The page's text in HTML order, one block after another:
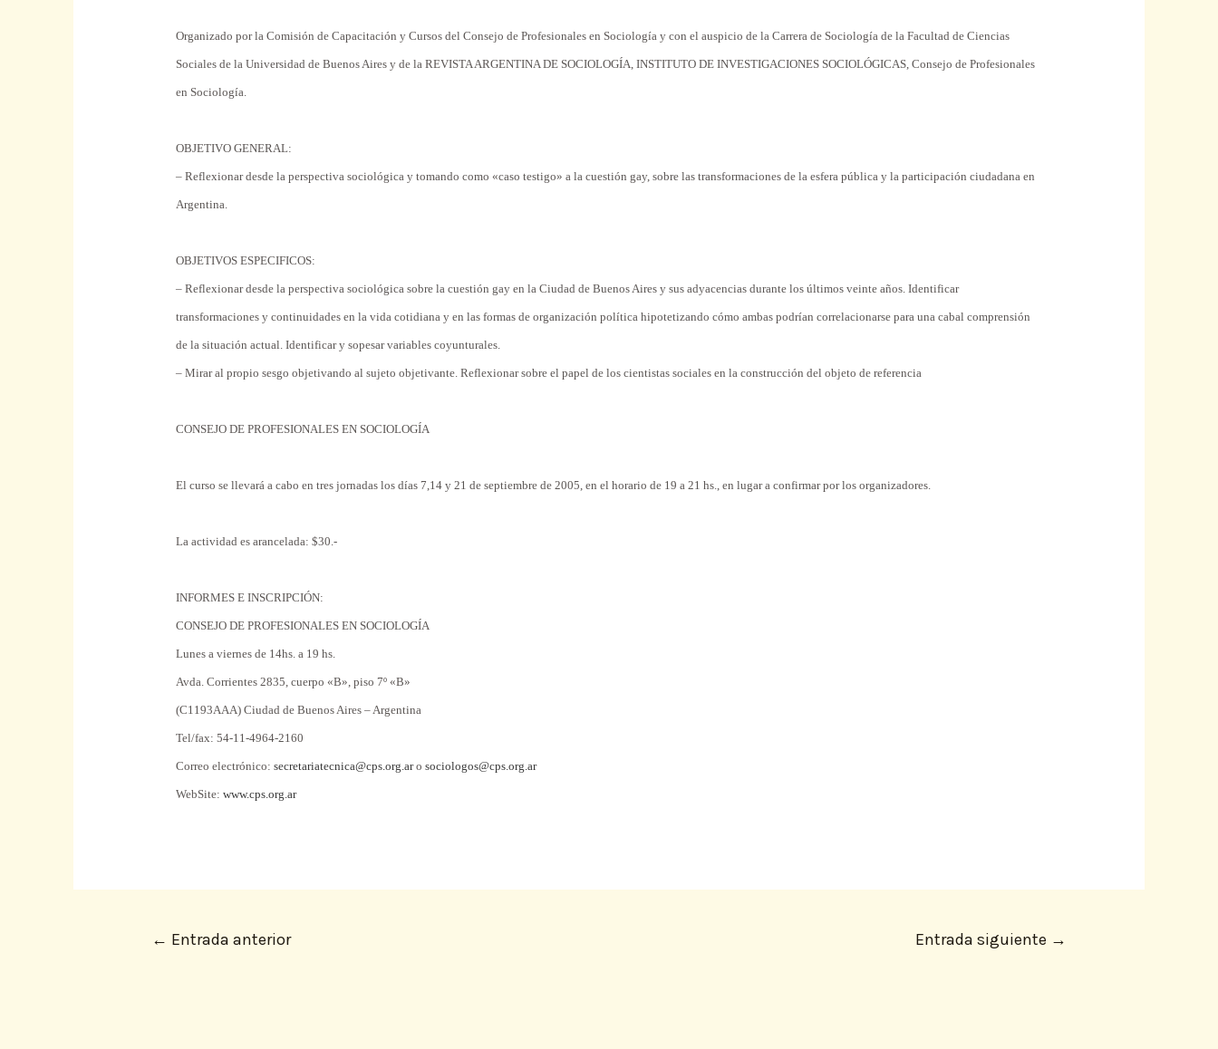
Organizadoporla Comisión de Capacitación yCursos del Consejo de Profesionales en Sociología y con el auspicio de la Carrera de Sociología de la Facultad de Ciencias
Sociales de la Universidad de Buenos Aires y de laREVISTAARGENTINA DE SOCIOLOGÍA,INSTITUTO DE INVESTIGACIONES SOCIOLÓGICAS, Consejo de Profesionales
en Sociología.
OBJETIVO GENERAL:
–Reflexionar desde laperspectiva sociológica y tomandocomo «caso testigo» a la cuestióngay,sobre las transformaciones de laesfera pública y la participación ciudadana en
Argentina.
OBJETIVOS ESPECIFICOS:
–Reflexionar desde laperspectiva sociológicasobre la cuestióngay en la Ciudad de Buenos Aires y sus adyacenciasdurante losúltimos veinte años.Identificar
transformaciones y continuidades en lavida cotidiana y en lasformas de organizaciónpolítica hipotetizando cómo ambas podrían correlacionarsepara una cabal comprensión
de la situación actual.Identificarysopesarvariables coyunturales.
–Miraral propio sesgo objetivando al sujeto objetivante.Reflexionar sobre elpapel de loscientistas sociales en la construcción delobjeto de referencia
CONSEJO DE PROFESIONALES EN SOCIOLOGÍA
Elcurso se llevará acabo en tresjornadas los días 7,14 y 21 de septiembre de 2005, en el horario de 19 a 21 hs., enlugaraconfirmar porlosorganizadores.
La actividad es arancelada: $30.-
INFORMES E INSCRIPCIÓN:
CONSEJO DE PROFESIONALES EN SOCIOLOGÍA
Lunes a viernes de 14hs. a 19 hs.
Avda. Corrientes 2835, cuerpo «B»,piso 7º «B»
(C1193AAA) Ciudad de Buenos Aires – Argentina
Tel/fax: 54-11-4964-2160
Correo electrónico:secretariatecnica@cps.org.arosociologos@cps.org.ar
WebSite:www.cps.org.ar
← Entrada anterior Entrada siguiente →